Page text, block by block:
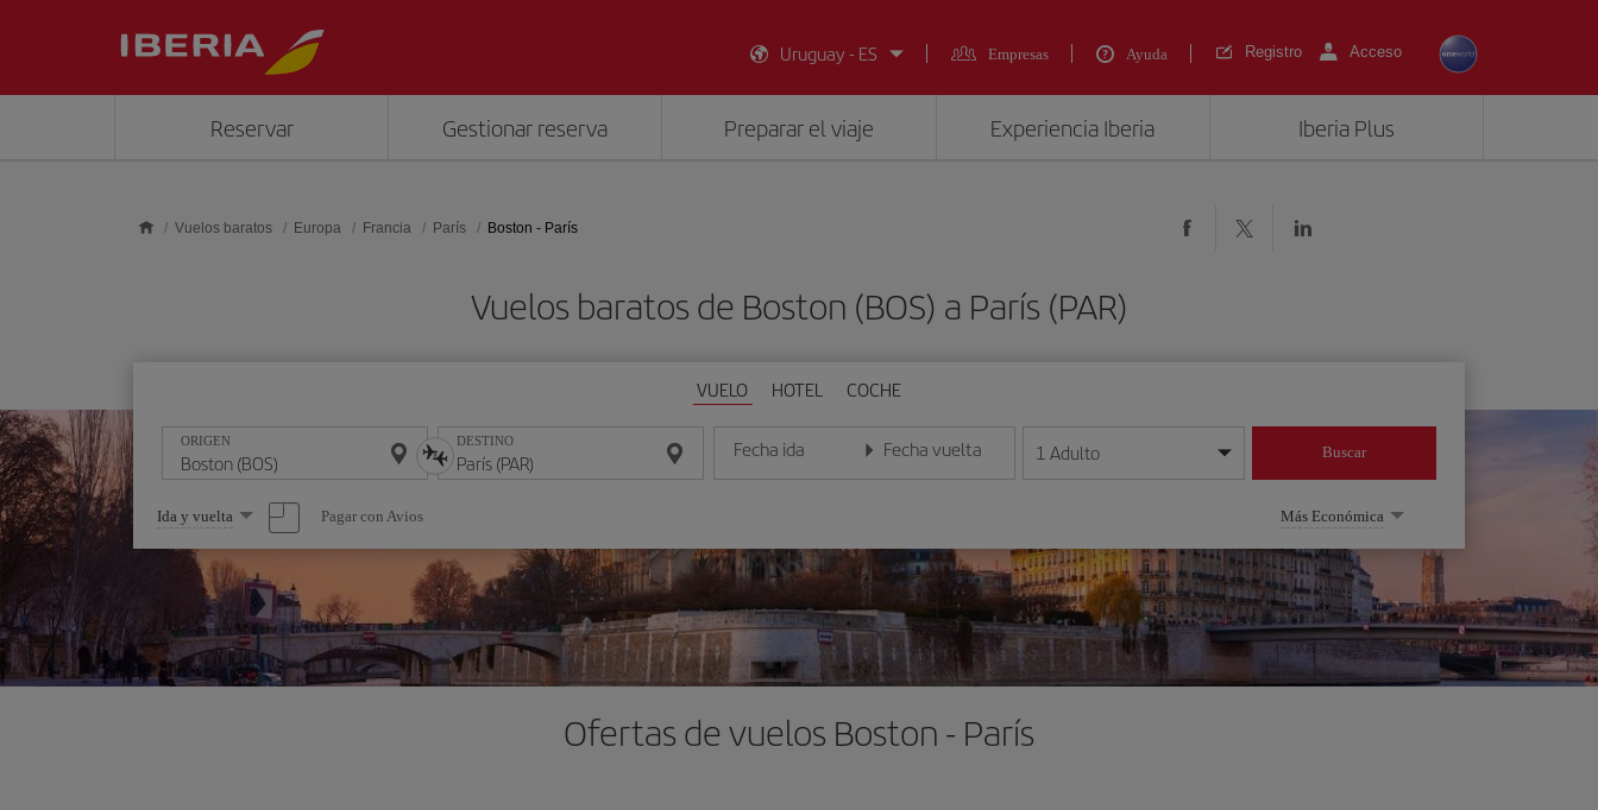
Uruguay - ES
Empresas Ayuda Registro Acceso
Reservar Gestionar reserva Preparar el viaje Experiencia Iberia Iberia Plus
Vuelos baratos Europa Francia París Boston - París
Vuelos baratos de Boston (BOS) a París (PAR)
VUELO HOTEL COCHE
ORIGEN DESTINO Fecha ida
Introduce la fecha en formato día/mes/año
Fecha vuelta
Introduce la fecha en formato día/mes/año
1 Adulto Buscar
Seleccione
una
opción
Ida y vuelta Pagar con Avios Más Económica
Ofertas de vuelos Boston - París